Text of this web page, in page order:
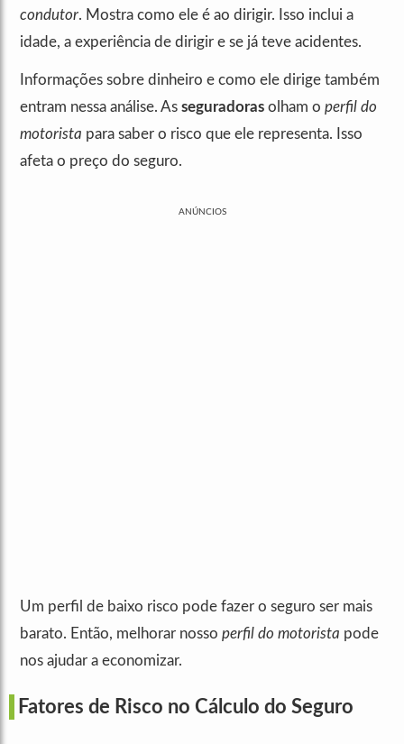
condutor. Mostra como ele é ao dirigir. Isso inclui a
idade, a experiência de dirigir e se já teve acidentes.
Informações sobre dinheiro e como ele dirige também
entram nessa análise. As seguradoras olham o perfil do
motorista para saber o risco que ele representa. Isso
afeta o preço do seguro.
ANÚNCIOS
Um perfil de baixo risco pode fazer o seguro ser mais
barato. Então, melhorar nosso perfil do motorista pode
nos ajudar a economizar.
Fatores de Risco no Cálculo do Seguro